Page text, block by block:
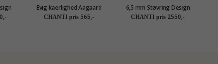
Evig kaerlighed Aagaard
øreringe i forgyldt sølv hvid
zirkon
CHANTI pris 565,-
6,5 mm Støvring Design
livets træ øreringe i 14
karat guld
CHANTI pris 2550,-